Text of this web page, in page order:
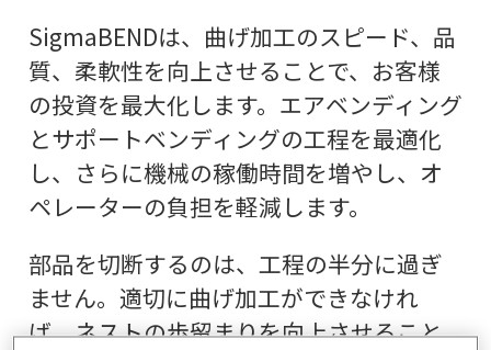
SigmaBENDは、曲げ加工のスピード、品
質、柔軟性を向上させることで、お客様
の投資を最大化します。エアベンディング
とサポートベンディングの工程を最適化
し、さらに機械の稼働時間を増やし、オ
ペレーターの負担を軽減します。
部品を切断するのは、工程の半分に過ぎ
ません。適切に曲げ加工ができなけれ
ば、ネストの歩留まりを向上させること